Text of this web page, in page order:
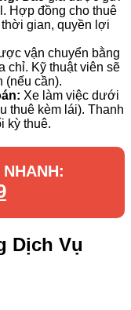
Hợp đồng cho thuê
gian, quyền lợi
vận chuyển bằng
chỉ. Kỹ thuật viên sẽ
(nếu cần).
Xe làm việc dưới
thuê kèm lái). Thanh
kỳ thuê.
Dịch Vụ